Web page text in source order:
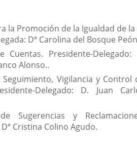
la Promoción de la Igualdad de la
Dª Carolina del Bosque
Cuentas. Presidente-Delegado:
Alonso..
Seguimiento, Vigilancia y Control
Delegado: D. Juan
Sugerencias y
Cristina Colino Agudo.